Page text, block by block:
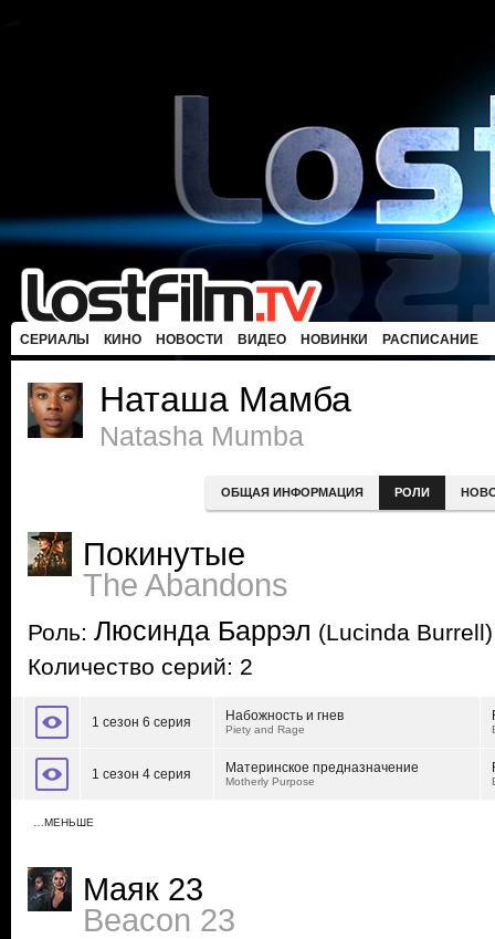
СЕРИАЛЫ КИНО НОВОСТИ ВИДЕО НОВИНКИ РАСПИСАНИЕ
Наташа Мамба
Natasha Mumba
ОБЩАЯ ИНФОРМАЦИЯ РОЛИ
Покинутые
The Abandons
Роль: Люсинда Баррэл (Lucinda Burrell)
Количество серий: 2
1 сезон 6 серия Набожность и гнев
Piety and Rage
1 сезон 4 серия Материнское предназначение
Motherly Purpose
…МЕНЬШЕ
Маяк 23
Beacon 23